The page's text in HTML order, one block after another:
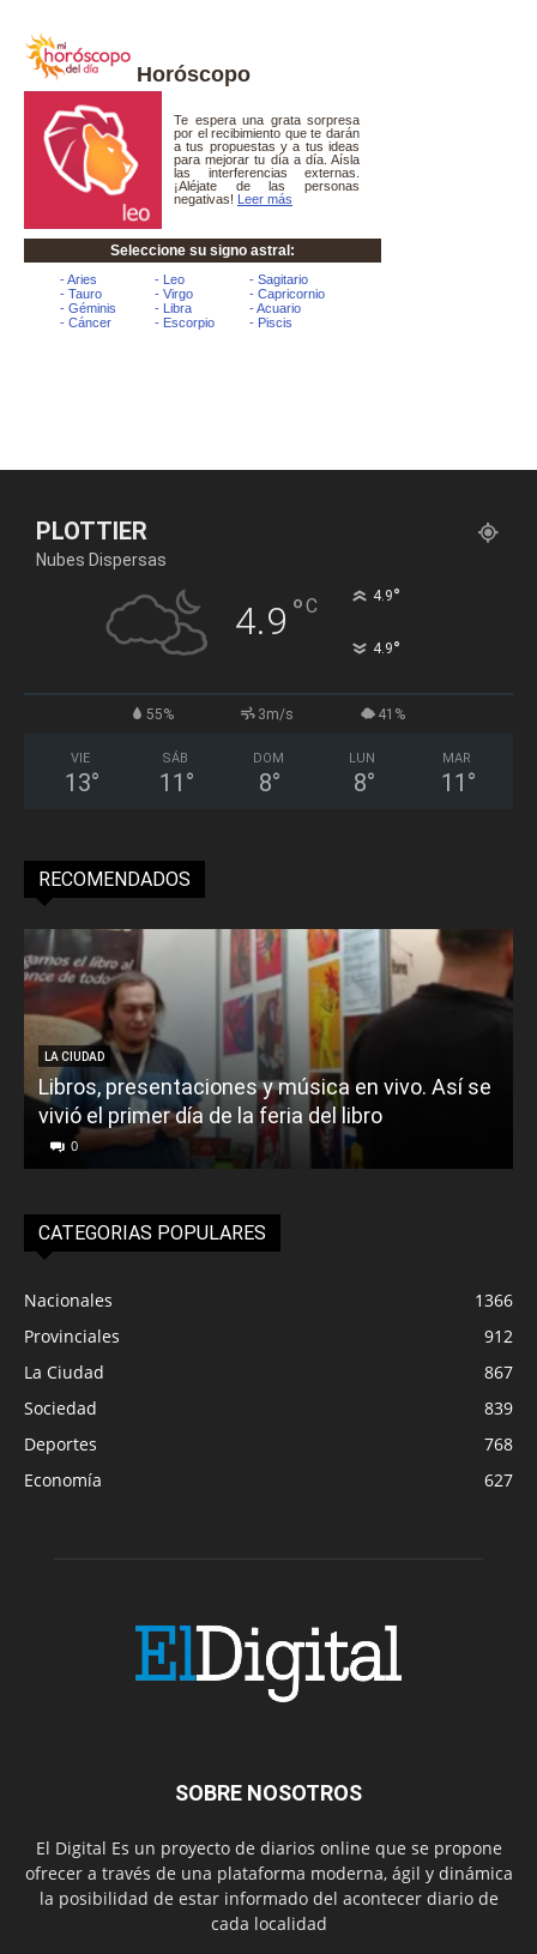
Horóscopo
PLOTTIER
Nubes Dispersas
4.9 °C 4.9°
4.9°
55% 3m/s 41%
VIE
13°
SÁB
11 °
DOM
8°
LUN
8°
MAR
11 °
RECOMENDADOS
LA CIUDAD
Libros, presentaciones y música en vivo. Así se
vivió el primer día de la feria del libro
0
CATEGORIAS POPULARES
Nacionales
1366
Provinciales
912
La Ciudad
867
Sociedad
839
Deportes
768
Economía
627
SOBRE NOSOTROS
El Digital Es un proyecto de diarios online que se propone
ofrecer a través de una plataforma moderna, ágil y dinámica
la posibilidad de estar informado del acontecer diario de
cada localidad